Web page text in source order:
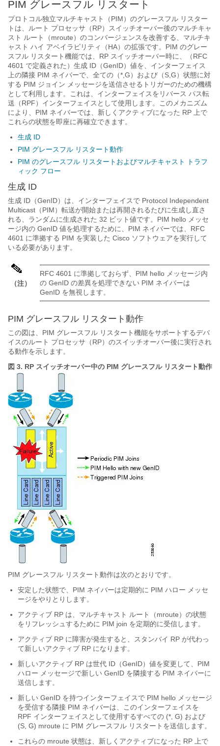
PIM グレースフル リスタート
プロトコル独立マルチキャスト（PIM）のグレースフル リスター
トは、ルート プロセッサ（RP）スイッチオーバー後のマルチキャ
スト ルート（mroute）のコンバージェンスを改善する、マルチキ
ャスト ハイ アベイラビリティ（HA）の拡張です。PIM のグレー
スフル リスタート機能では、RP スイッチオーバー時に、（RFC
4601 で定義された）生成 ID（GenID）値を、インターフェイス
上の隣接 PIM ネイバーで、全ての（*,G）および（S,G）状態に対
する PIM ジョイン メッセージを送信させるトリガーのための機構
として利用します。これは、インターフェイスをリバース パス転
送（RPF）インターフェイスとして使用します。このメカニズム
により、PIM ネイバーでは、新しくアクティブになった RP 上で
これらの状態を即座に再確立できます。
生成 ID
PIM グレースフル リスタート動作
PIM のグレースフル リスタートおよびマルチキャスト トラフ
ィック フロー
生成 ID
生成 ID（GenID）は、インターフェイスで Protocol Independent
Multicast（PIM）転送が開始または再開されるたびに生成し直さ
れる、ランダムに生成された 32 ビット値です。PIM hello メッセ
ージ内の GenID 値を処理するために、PIM ネイバーでは、RFC
4601 に準拠する PIM を実装した Cisco ソフトウェアを実行して
いる必要があります。
（注）
RFC 4601 に準拠しておらず、PIM hello メッセージ内
の GenID の差異を処理できない PIM ネイバーは
GenID を無視します。
PIM グレースフル リスタート動作
この図は、PIM グレースフル リスタート機能をサポートするデバ
イスのルート プロセッサ（RP）のスイッチオーバー後に実行され
る動作を示します。
図 3. RP スイッチオーバー中の PIM グレースフル リスタート動作
PIM グレースフル リスタート動作は次のとおりです。
安定した状態で、PIM ネイバーは定期的に PIM ハロー メッセ
ージをやりとりします。
アクティブ RP は、マルチキャスト ルート（mroute）の状態
をリフレッシュするために PIM join を定期的に受信します。
アクティブ RP に障害が発生すると、スタンバイ RP が代わっ
て新しいアクティブ RP になります。
新しいアクティブ RP は世代 ID（GenID）値を変更して、PIM
ハロー メッセージで新しい GenID を隣接する PIM ネイバーに
送信します。
新しい GenID を持つインターフェイスで PIM hello メッセージ
を受信する隣接 PIM ネイバーは、このインターフェイスを
RPF インターフェイスとして使用するすべての (*, G) および
(S, G) mroute に PIM グレースフル リスタートを送信します。
これらの mroute 状態は、新しくアクティブになった RP 上で